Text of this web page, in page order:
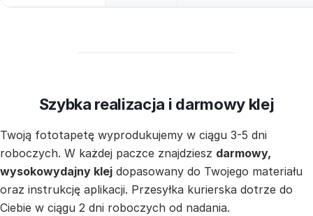
Szybka realizacja i darmowy klej
Twoją fototapetę wyprodukujemy w ciągu 3-5 dni
roboczych. W każdej paczce znajdziesz darmowy,
wysokowydajny klej dopasowany do Twojego materiału
oraz instrukcję aplikacji. Przesyłka kurierska dotrze do
Ciebie w ciągu 2 dni roboczych od nadania.